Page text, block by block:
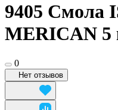
9405 Смола
MERICAN 5
0
Нет отзывов